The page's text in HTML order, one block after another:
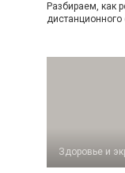
Разбираем, как
дистанционного
Здоровье и